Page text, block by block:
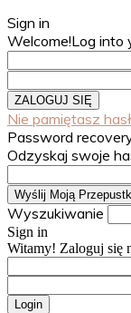
Sign in
Welcome!Log into
Nie pamiętasz
Password
Odzyskaj swoje
Wyszukiwanie
Sign in
Witamy! Zaloguj się